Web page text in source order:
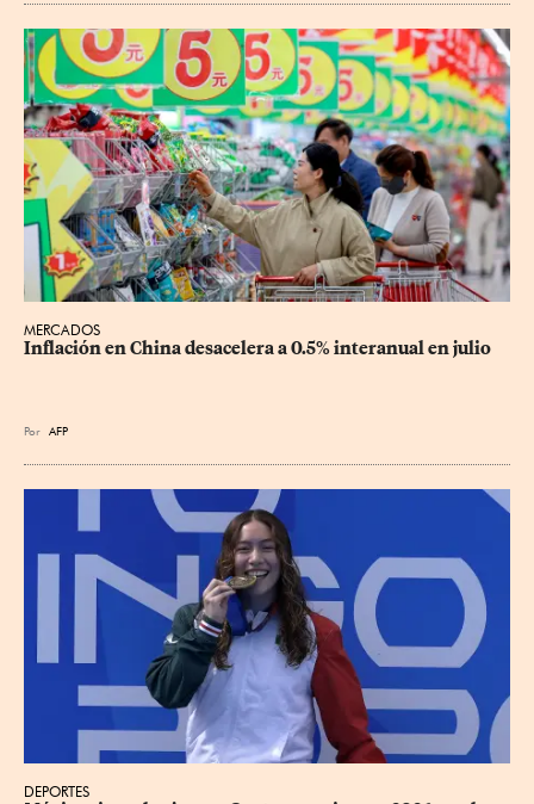
MERCADOS
Inflación en China desacelera a 0.5% interanual en julio
Por AFP
DEPORTES